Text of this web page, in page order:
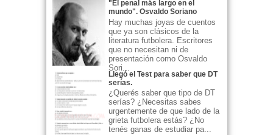
"El penal más largo en el
mundo". Osvaldo Soriano
Hay muchas joyas de cuentos
que ya son clásicos de la
literatura futbolera. Escritores
que no necesitan ni de
presentación como Osvaldo
Sori...
Llegó el Test para saber que DT
serías.
¿Querés saber que tipo de DT
serías? ¿Necesitas sabes
urgentemente de que lado de la
grieta futbolera estás? ¿No
tenés ganas de estudiar pa...